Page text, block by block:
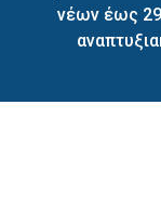
νέων έως 29